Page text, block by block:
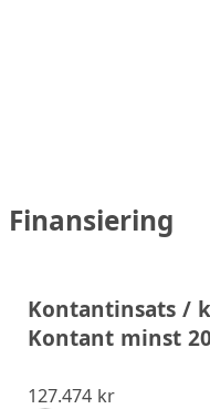
Finansiering
Kontantinsats /
Kontant minst
127.474 kr